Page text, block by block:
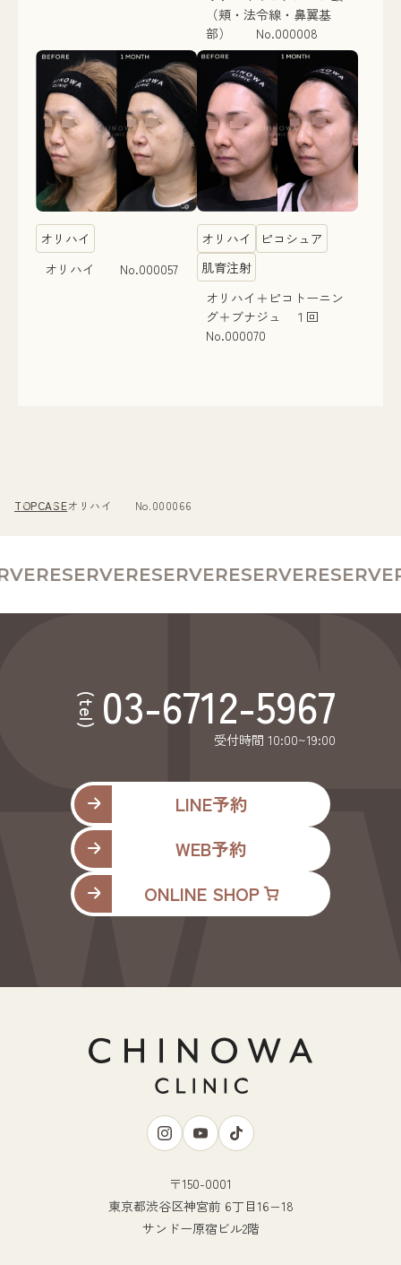
（頬・法令線・鼻翼基
部） No.000008
オリハイ
オリハイ No.000057
オリハイ
ピコシュア
肌育注射
オリハイ＋ピコトーニン
グ＋ブナジュ １回
No.000070
TOPCASEオリハイ No.000066
RESERVERESERVERESERVERESERVE
(tel) 03-6712-5967
受付時間 10:00~19:00
LINE予約
WEB予約
ONLINE SHOP
〒150-0001
東京都渋谷区神宮前 6丁目16−18
サンドー原宿ビル2階